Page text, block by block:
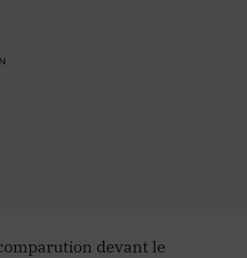
devant le